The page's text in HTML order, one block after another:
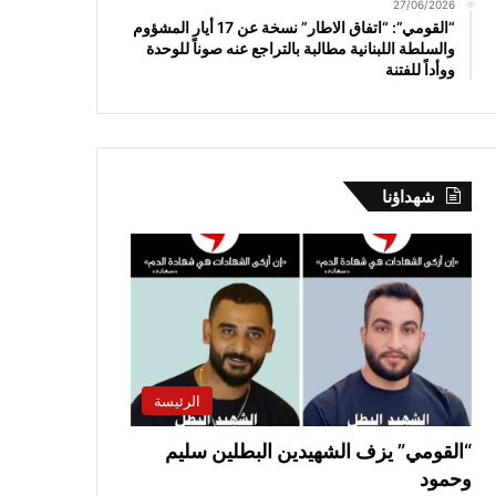
27/06/2026
“القومي”: “اتفاق الاطار” نسخة عن 17 أيار المشؤوم
والسلطة اللبنانية مطالبة بالتراجع عنه صوناً للوحدة
ووأداً للفتنة
شهداؤنا
الرئيسة
“القومي” يزف الشهيدين البطلين سليم
وحمود